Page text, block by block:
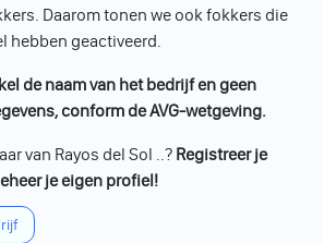
Daarom tonen we ook fokkers die
hebben geactiveerd.
de naam van het bedrijf en geen
conform de AVG-wetgeving.
van Rayos del Sol ..? Registreer je
je eigen profiel!